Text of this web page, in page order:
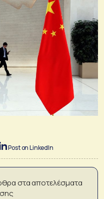
Post on LinkedIn
στα αποτελέσματα